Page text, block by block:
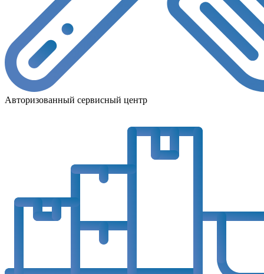
Авторизованный сервисный центр